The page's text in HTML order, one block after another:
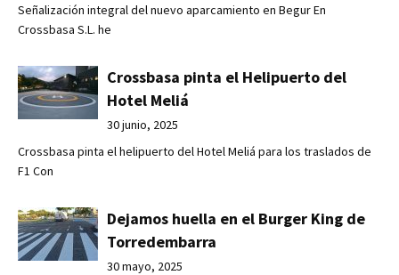
Señalización integral del nuevo aparcamiento en Begur En
Crossbasa S.L. he
Crossbasa pinta el Helipuerto del
Hotel Meliá
30 junio, 2025
Crossbasa pinta el helipuerto del Hotel Meliá para los traslados de
F1 Con
Dejamos huella en el Burger King de
Torredembarra
30 mayo, 2025